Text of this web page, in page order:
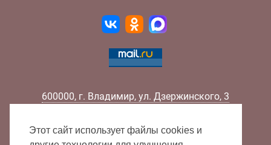
600000, г. Владимир, ул. Дзержинского, 3
Факс:
+7 (4922) 32-52-88
E-mail:
info@lib33.ru
Этот сайт использует файлы cookies и